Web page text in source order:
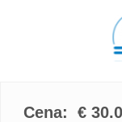
Cena: €